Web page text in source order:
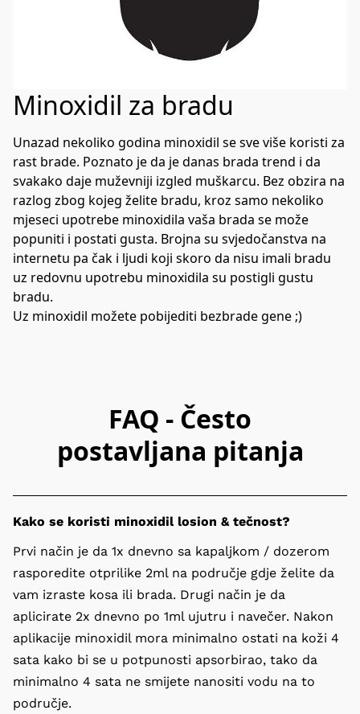
Minoxidil za bradu
Unazad nekoliko godina minoxidil se sve više koristi za
rast brade. Poznato je da je danas brada trend i da
svakako daje muževniji izgled muškarcu. Bez obzira na
razlog zbog kojeg želite bradu, kroz samo nekoliko
mjeseci upotrebe minoxidila vaša brada se može
popuniti i postati gusta. Brojna su svjedočanstva na
internetu pa čak i ljudi koji skoro da nisu imali bradu
uz redovnu upotrebu minoxidila su postigli gustu
bradu.
Uz minoxidil možete pobijediti bezbrade gene ;)
FAQ - Često
postavljana pitanja
Kako se koristi minoxidil losion & tečnost?
Prvi način je da 1x dnevno sa kapaljkom / dozerom
rasporedite otprilike 2ml na područje gdje želite da
vam izraste kosa ili brada. Drugi način je da
aplicirate 2x dnevno po 1ml ujutru i navečer. Nakon
aplikacije minoxidil mora minimalno ostati na koži 4
sata kako bi se u potpunosti apsorbirao, tako da
minimalno 4 sata ne smijete nanositi vodu na to
područje.